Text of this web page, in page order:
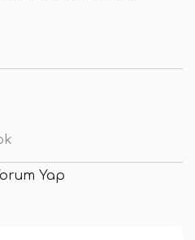
Yap